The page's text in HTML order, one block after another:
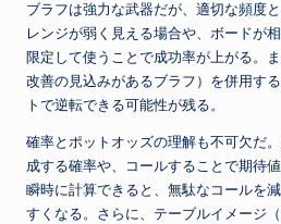
ブラフは強力な武器だが、適切な頻度
レンジが弱く見える場合や、ボードが
限定して使うことで成功率が上がる。
改善の見込みがあるブラフ）を併用す
トで逆転できる可能性が残る。
確率とポットオッズの理解も不可欠だ
成する確率や、コールすることで期待
瞬時に計算できると、無駄なコールを
すくなる。さらに、テーブルイメージ